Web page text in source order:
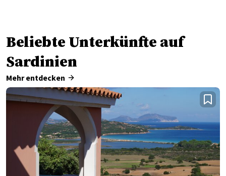
Beliebte Unterkünfte auf
Sardinien
Mehr entdecken